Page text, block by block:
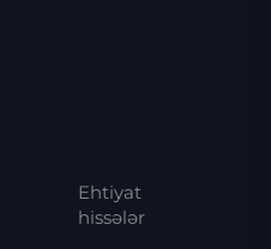
Ehtiyat
hissələr